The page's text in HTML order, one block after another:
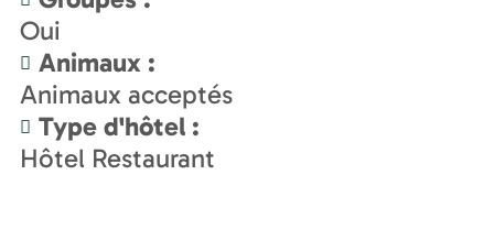
Oui
Animaux :
Animaux acceptés
Type d'hôtel :
Hôtel Restaurant